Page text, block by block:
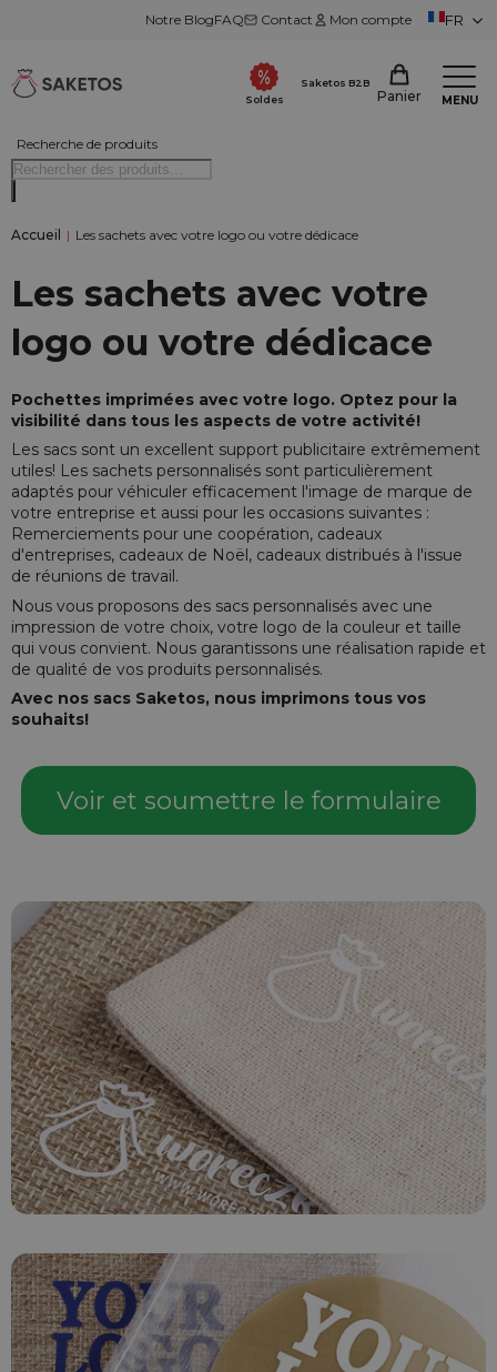
Notre BlogFAQ Contact Mon compte FR
Recherche de produits
Soldes
Saketos B2B
Panier MENU
Accueil | Les sachets avec votre logo ou votre dédicace
Les sachets avec votre
logo ou votre dédicace
Pochettes imprimées avec votre logo. Optez pour la
visibilité dans tous les aspects de votre activité!
Les sacs sont un excellent support publicitaire extrêmement
utiles! Les sachets personnalisés sont particulièrement
adaptés pour véhiculer efficacement l'image de marque de
votre entreprise et aussi pour les occasions suivantes :
Remerciements pour une coopération, cadeaux
d'entreprises, cadeaux de Noël, cadeaux distribués à l'issue
de réunions de travail.
Nous vous proposons des sacs personnalisés avec une
impression de votre choix, votre logo de la couleur et taille
qui vous convient. Nous garantissons une réalisation rapide et
de qualité de vos produits personnalisés.
Avec nos sacs Saketos, nous imprimons tous vos
souhaits!
Voir et soumettre le formulaire